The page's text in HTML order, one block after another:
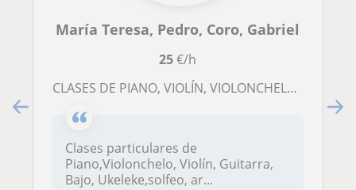
María Teresa, Pedro, Coro, Gabriel
25€/h
CLASES DE PIANO, VIOLÍN, VIOLONCHELO, GUITARRA, BAJO, UKELELE, IMPROVISACIÓN, ARMONÍA
Clases particulares de
Piano,Violonchelo, Violín, Guitarra,
Bajo, Ukeleke,solfeo, ar...